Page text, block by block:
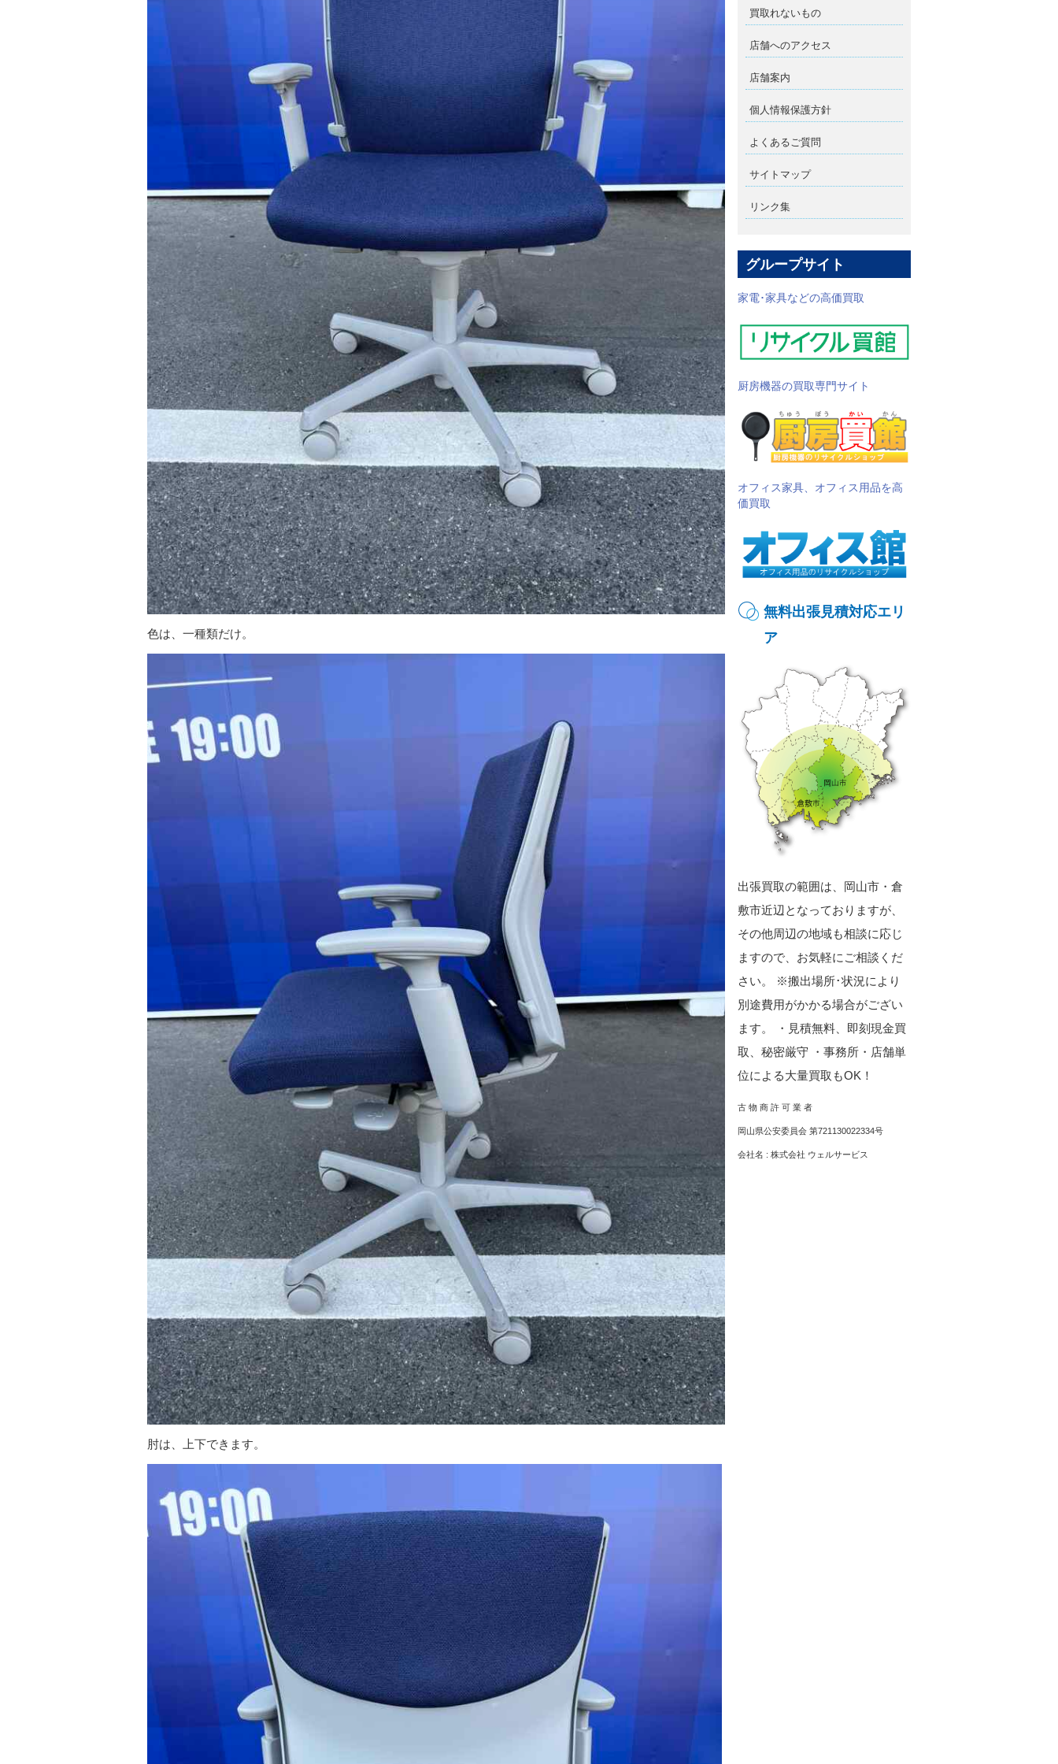
色は、一種類だけ。
肘は、上下できます。
買取れないもの
店舗へのアクセス
店舗案内
個人情報保護方針
よくあるご質問
サイトマップ
リンク集
グループサイト
家電･家具などの高価買取
厨房機器の買取専門サイト
オフィス家具、オフィス用品を高
価買取
無料出張見積対応エリ
ア
出張買取の範囲は、岡山市・倉
敷市近辺となっておりますが、
その他周辺の地域も相談に応じ
ますので、お気軽にご相談くだ
さい。 ※搬出場所･状況により
別途費用がかかる場合がござい
ます。 ・見積無料、即刻現金買
取、秘密厳守 ・事務所・店舗単
位による大量買取もOK！
古 物 商 許 可 業 者
岡山県公安委員会 第721130022334号
会社名 : 株式会社 ウェルサービス